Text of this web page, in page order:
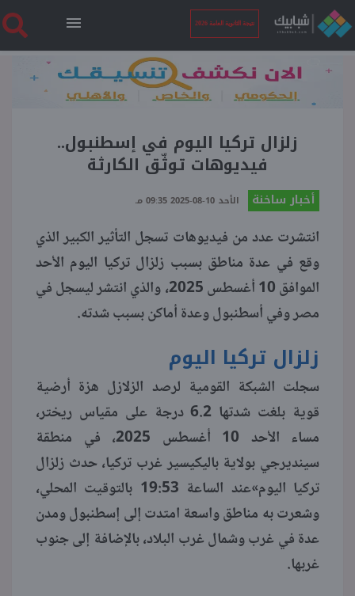
نتيجة الثانوية العامة 2026
الرئيسية
نتيجة الثانوية العامة 2026
فنجان قهوة
بوابة الطلبة
منوعات
زلزال تركيا اليوم في إسطنبول..
فيديوهات توثّق الكارثة
أخبار ساخنة الأحد 10-08-2025 09:35 مـ
انتشرت عدد من فيديوهات تسجل التأثير الكبير الذي
وقع في عدة مناطق بسبب زلزال تركيا اليوم الأحد
الموافق 10 أغسطس 2025، والذي انتشر ليسجل في
مصر وفي أسطنبول وعدة أماكن بسبب شدته.
زلزال تركيا اليوم
سجلت الشبكة القومية لرصد الزلازل هزة أرضية
قوية بلغت شدتها 6.2 درجة على مقياس ريختر،
مساء الأحد 10 أغسطس 2025، في منطقة
سينديرجي بولاية باليكيسير غرب تركيا، حدث زلزال
تركيا اليوم»عند الساعة 19:53 بالتوقيت المحلي،
وشعرت به مناطق واسعة امتدت إلى إسطنبول ومدن
عدة في غرب وشمال غرب البلاد، بالإضافة إلى جنوب
غربها.